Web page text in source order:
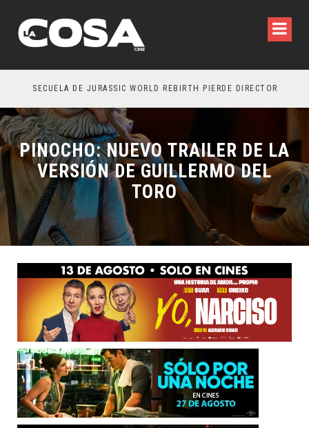
SECUELA DE JURASSIC WORLD REBIRTH PIERDE DIRECTOR
PINOCHO: NUEVO TRAILER DE LA
VERSIÓN DE GUILLERMO DEL
TORO